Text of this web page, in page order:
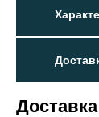
Доставка